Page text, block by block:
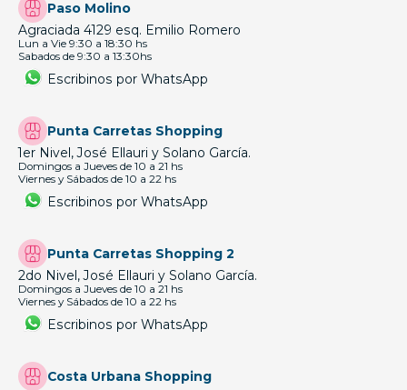
Paso Molino
Agraciada 4129 esq. Emilio Romero
Lun a Vie 9:30 a 18:30 hs
Sabados de 9:30 a 13:30hs
Escribinos por WhatsApp
Punta Carretas Shopping
1er Nivel, José Ellauri y Solano García.
Domingos a Jueves de 10 a 21 hs
Viernes y Sábados de 10 a 22 hs
Escribinos por WhatsApp
Punta Carretas Shopping 2
2do Nivel, José Ellauri y Solano García.
Domingos a Jueves de 10 a 21 hs
Viernes y Sábados de 10 a 22 hs
Escribinos por WhatsApp
Costa Urbana Shopping